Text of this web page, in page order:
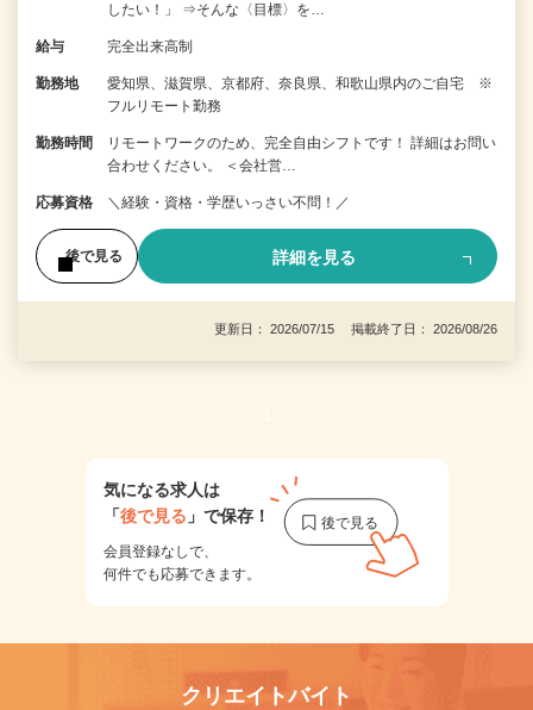
したい！」 ⇒そんな〈目標〉を…
給与 完全出来高制
勤務地
愛知県、滋賀県、京都府、奈良県、和歌山県内のご自宅 ※
フルリモート勤務
勤務時間
リモートワークのため、完全自由シフトです！ 詳細はお問い
合わせください。 ＜会社営…
応募資格 ＼経験・資格・学歴いっさい不問！／
後で見る 詳細を見る
更新日： 2026/07/15 掲載終了日： 2026/08/26
1
気になる求人は
「後で見る 」で保存！
会員登録なしで、
何件でも応募できます。
クリエイトバイト